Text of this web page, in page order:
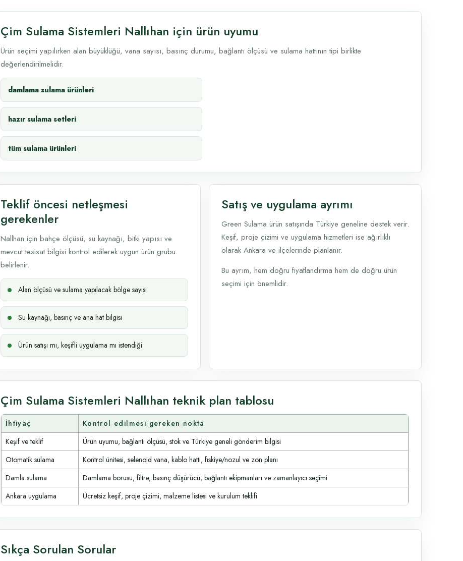
Çim Sulama Sistemleri Nallıhan için ürün uyumu
Ürün seçimi yapılırken alan büyüklüğü, vana sayısı, basınç durumu, bağlantı ölçüsü ve sulama hattının tipi birlikte
değerlendirilmelidir.
damlama sulama ürünleri
hazır sulama setleri
tüm sulama ürünleri
Teklif öncesi netleşmesi
gerekenler
Nallhan için bahçe ölçüsü, su kaynağı, bitki yapısı ve
mevcut tesisat bilgisi kontrol edilerek uygun ürün grubu
belirlenir.
Alan ölçüsü ve sulama yapılacak bölge sayısı
Su kaynağı, basınç ve ana hat bilgisi
Ürün satışı mı, keşifli uygulama mı istendiği
Satış ve uygulama ayrımı
Green Sulama ürün satışında Türkiye geneline destek verir.
Keşif, proje çizimi ve uygulama hizmetleri ise ağırlıklı
olarak Ankara ve ilçelerinde planlanır.
Bu ayrım, hem doğru fiyatlandırma hem de doğru ürün
seçimi için önemlidir.
Çim Sulama Sistemleri Nallıhan teknik plan tablosu
İhtiyaç
Kontrol edilmesi gereken nokta
Keşif ve teklif
Ürün uyumu, bağlantı ölçüsü, stok ve Türkiye geneli gönderim bilgisi
Otomatik sulama
Kontrol ünitesi, selenoid vana, kablo hattı, fıskiye/nozul ve zon planı
Damla sulama
Damlama borusu, filtre, basınç düşürücü, bağlantı ekipmanları ve zamanlayıcı seçimi
Ankara uygulama
Ücretsiz keşif, proje çizimi, malzeme listesi ve kurulum teklifi
Sıkça Sorulan Sorular